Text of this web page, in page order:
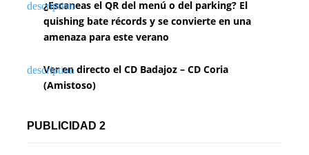
¿Escaneas el QR del menú o del parking? El
quishing bate récords y se convierte en una
amenaza para este verano
Ver en directo el CD Badajoz – CD Coria
(Amistoso)
PUBLICIDAD 2